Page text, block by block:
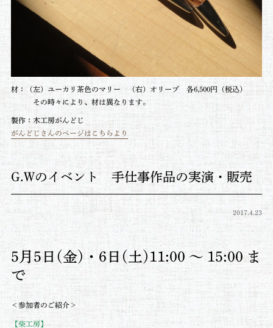
材：（左）ユーカリ茶色のマリー （右）オリーブ 各6,500円（税込）
その時々により、材は異なります。
製作：木工房がんどじ
がんどじさんのページはこちらより
G.Wのイベント 手仕事作品の実演・販売
2017.4.23
5月5日(金)・6日(土)11:00 ～ 15:00 ま
で
＜参加者のご紹介＞
【柴工房】